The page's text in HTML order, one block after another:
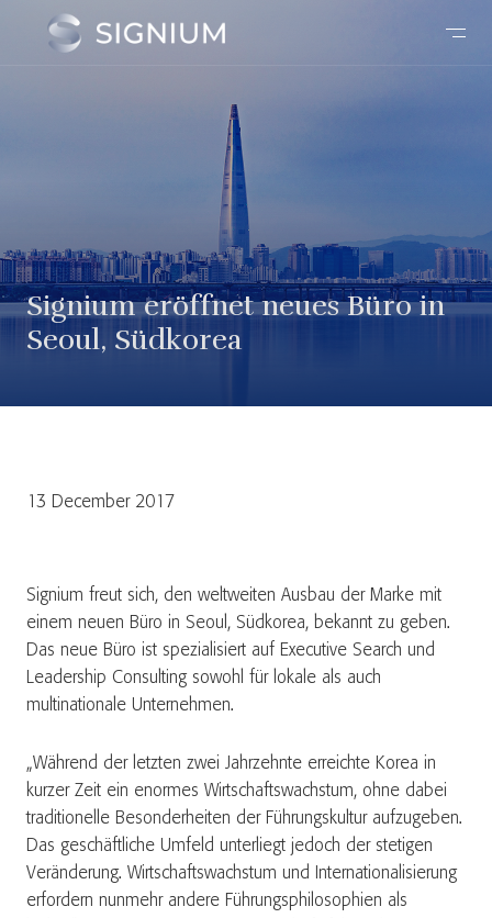
Signium eröffnet neues Büro in
Seoul, Südkorea
13 December 2017
Signium freut sich, den weltweiten Ausbau der Marke mit
einem neuen Büro in Seoul, Südkorea, bekannt zu geben.
Das neue Büro ist spezialisiert auf Executive Search und
Leadership Consulting sowohl für lokale als auch
multinationale Unternehmen.
„Während der letzten zwei Jahrzehnte erreichte Korea in
kurzer Zeit ein enormes Wirtschaftswachstum, ohne dabei
traditionelle Besonderheiten der Führungskultur aufzugeben.
Das geschäftliche Umfeld unterliegt jedoch der stetigen
Veränderung. Wirtschaftswachstum und Internationalisierung
erfordern nunmehr andere Führungsphilosophien als